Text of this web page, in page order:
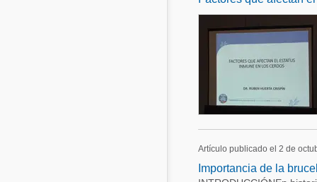
Artículo publicado el 2 de
Importancia de la